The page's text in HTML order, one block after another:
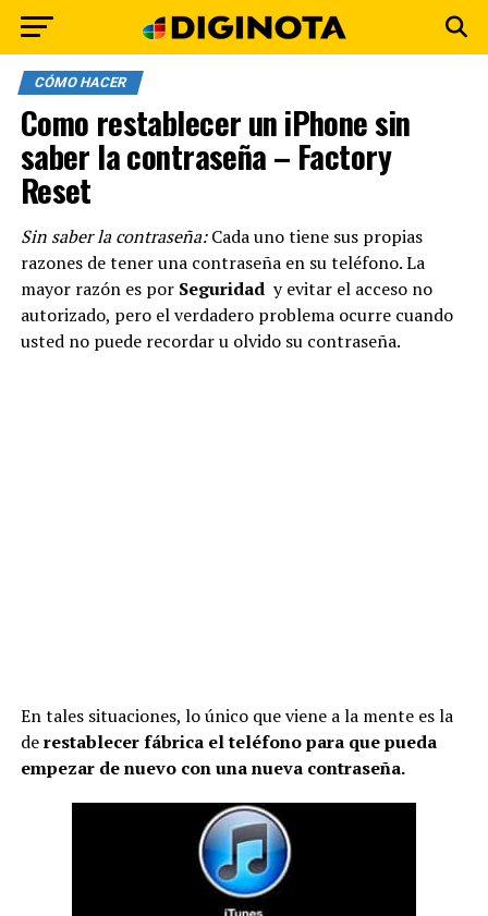
CÓMO HACER
Como restablecer un iPhone sin
saber la contraseña – Factory
Reset
Sin saber la contraseña:Cada uno tiene sus propias
razones de tener una contraseña en su teléfono. La
mayor razón es porSeguridad y evitar el acceso no
autorizado, pero el verdadero problema ocurre cuando
usted no puede recordar u olvido su contraseña.
En tales situaciones, lo único que viene a la mente es la
derestablecer fábrica el teléfono para que pueda
empezar de nuevo con una nueva contraseña.